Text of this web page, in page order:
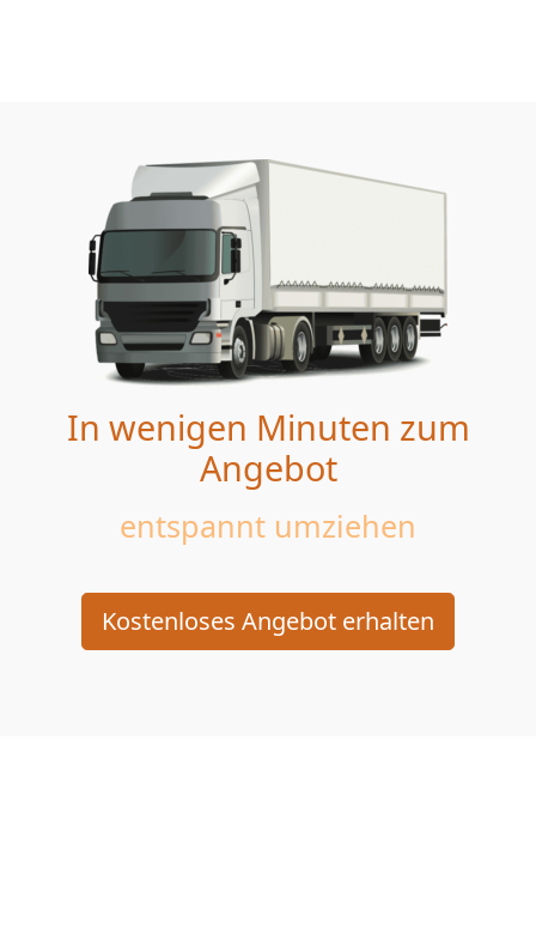
In wenigen Minuten zum
Angebot
entspannt umziehen
Kostenloses Angebot erhalten